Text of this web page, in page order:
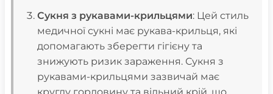
Сукня з рукавами-крильцями: Цей стиль
медичної сукні має рукава-крильця, які
допомагають зберегти гігієну та
знижують ризик зараження. Сукня з
рукавами-крильцями зазвичай має